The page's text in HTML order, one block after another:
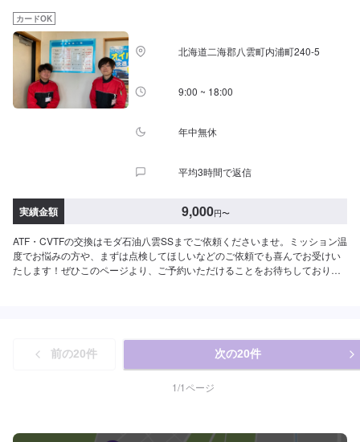
カードOK
北海道二海郡八雲町内浦町240-5
9:00 ~ 18:00
年中無休
平均3時間で返信
実績金額 9,000円〜
ATF・CVTFの交換はモダ石油八雲SSまでご依頼くださいませ。ミッション温
度でお悩みの方や、まずは点検してほしいなどのご依頼でも喜んでお受けい
たします！ぜひこのページより、ご予約いただけることをお待ちしておりま
前の20件 次の20件
1/1ページ